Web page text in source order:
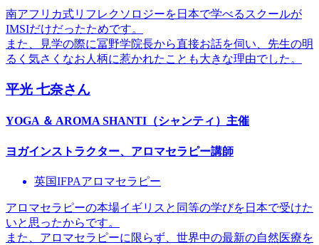
南アフリカ式リフレクソロジーを日本で学べるスクールが
IMSIだけだったためです。
また、見学の際に冨野学院長から直接お話を伺い、先生の明
るく気さくなお人柄に惹かれたことも大きな理由でした。
平光 七奈さん
YOGA ＆ AROMA SHANTI（シャンティ）主催
ヨガインストラクター、アロマセラピー講師
英国IFPAアロマセラピー
アロマセラピーの本場イギリスと同等の学びを日本で受けた
いと思ったからです。
また、アロマセラピーに限らず、世界中の最新の自然医療を